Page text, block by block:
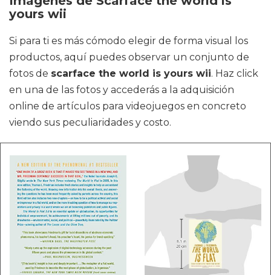
yours wii
Si para ti es más cómodo elegir de forma visual los
productos, aquí puedes observar un conjunto de
fotos de scarface the world is yours wii. Haz click
en una de las fotos y accederás a la adquisición
online de artículos para videojuegos en concreto
viendo sus peculiaridades y costo.